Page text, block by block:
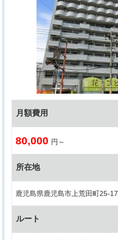
月額費用
80,000 円～
所在地
鹿児島県鹿児島市上荒田町25-17
ルート